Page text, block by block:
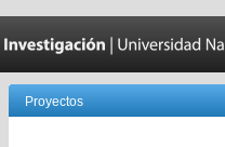
Proyectos